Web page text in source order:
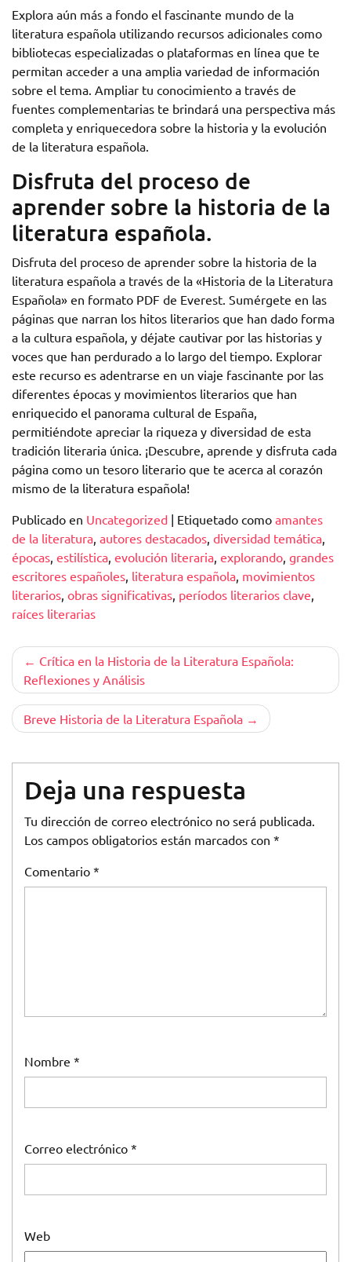
Explora aún más a fondo el fascinante mundo de la
literatura española utilizando recursos adicionales como
bibliotecas especializadas o plataformas en línea que te
permitan acceder a una amplia variedad de información
sobre el tema. Ampliar tu conocimiento a través de
fuentes complementarias te brindará una perspectiva más
completa y enriquecedora sobre la historia y la evolución
de la literatura española.
Disfruta del proceso de
aprender sobre la historia de la
literatura española.
Disfruta del proceso de aprender sobre la historia de la
literatura española a través de la «Historia de la Literatura
Española» en formato PDF de Everest. Sumérgete en las
páginas que narran los hitos literarios que han dado forma
a la cultura española, y déjate cautivar por las historias y
voces que han perdurado a lo largo del tiempo. Explorar
este recurso es adentrarse en un viaje fascinante por las
diferentes épocas y movimientos literarios que han
enriquecido el panorama cultural de España,
permitiéndote apreciar la riqueza y diversidad de esta
tradición literaria única. ¡Descubre, aprende y disfruta cada
página como un tesoro literario que te acerca al corazón
mismo de la literatura española!
Publicado en Uncategorized | Etiquetado como amantes
de la literatura, autores destacados, diversidad temática,
épocas, estilística, evolución literaria, explorando, grandes
escritores españoles, literatura española, movimientos
literarios, obras significativas, períodos literarios clave,
raíces literarias
Navegación
de
entradas
Crítica en la Historia de la Literatura Española:
Reflexiones y Análisis
Breve Historia de la Literatura Española
Deja una respuesta
Tu dirección de correo electrónico no será publicada.
Los campos obligatorios están marcados con *
Comentario *
Nombre *
Correo electrónico *
Web